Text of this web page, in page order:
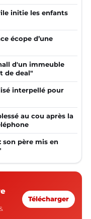
initie les enfants
écope d’une
d'un immeuble
de deal"
interpellé pour
au cou après la
son père mis en
Télécharger